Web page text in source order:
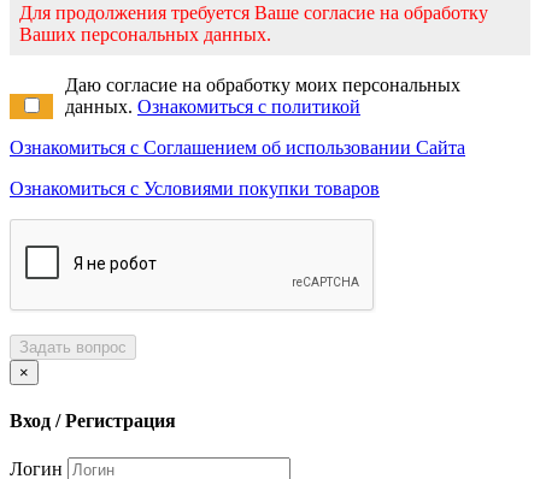
Для продолжения требуется Ваше согласие на обработку
Ваших персональных данных.
Даю согласие на обработку моих персональных
данных. Ознакомиться с политикой
Ознакомиться с Соглашением об использовании Сайта
Ознакомиться с Условиями покупки товаров
Задать вопрос
×
Вход / Регистрация
Логин